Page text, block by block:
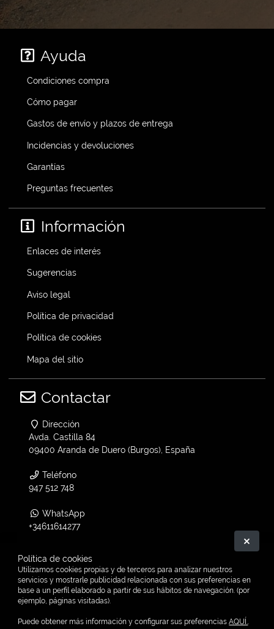
Ayuda
Condiciones compra
Cómo pagar
Gastos de envío y plazos de entrega
Incidencias y devoluciones
Garantías
Preguntas frecuentes
Información
Enlaces de interés
Sugerencias
Aviso legal
Política de privacidad
Política de cookies
Mapa del sitio
Contactar
Dirección
Avda. Castilla 84
09400 Aranda de Duero (Burgos), España
Teléfono
947 512 748
WhatsApp
+34611614277
info@vtwin.es
V-Twin en Facebook
Política de cookies
Utilizamos cookies propias y de terceros para analizar nuestros
servicios y mostrarle publicidad relacionada con sus preferencias en
base a un perfil elaborado a partir de sus hábitos de navegación. (por
ejemplo, páginas visitadas).
Puede obtener más información y configurar sus preferenciasAQUÍ..